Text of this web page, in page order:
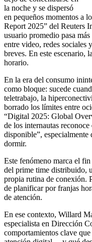
la noche y se dispersó
en pequeños momentos a
Report 2025” del Reuters
usuario promedio pasa
entre video, redes sociales
breves. En este escenario,
horario.
En la era del consumo
como bloque: sucede
teletrabajo, la
borrado los límites entre
“Digital 2025: Global
de los internautas
disponible”, especialmente
dormir.
Este fenómeno marca el
del prime time distribuido,
propia rutina de conexión.
de planificar por franjas
de atención.
En ese contexto, Willard
especialista en Dirección
comportamientos clave